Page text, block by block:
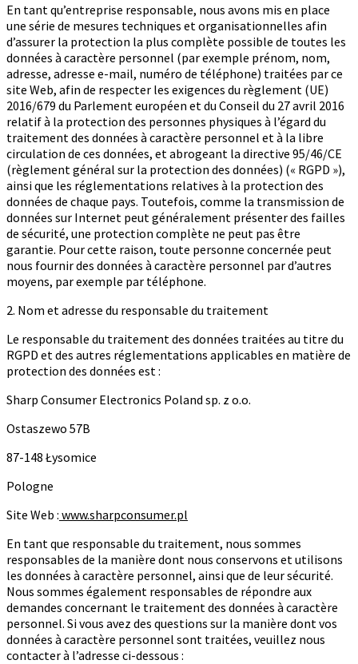
En tant qu’entreprise responsable, nous avons mis en place
une série de mesures techniques et organisationnelles afin
d’assurer la protection la plus complète possible de toutes les
données à caractère personnel (par exemple prénom, nom,
adresse, adresse e-mail, numéro de téléphone) traitées par ce
site Web, afin de respecter les exigences du règlement (UE)
2016/679 du Parlement européen et du Conseil du 27 avril 2016
relatif à la protection des personnes physiques à l’égard du
traitement des données à caractère personnel et à la libre
circulation de ces données, et abrogeant la directive 95/46/CE
(règlement général sur la protection des données) (« RGPD »),
ainsi que les réglementations relatives à la protection des
données de chaque pays. Toutefois, comme la transmission de
données sur Internet peut généralement présenter des failles
de sécurité, une protection complète ne peut pas être
garantie. Pour cette raison, toute personne concernée peut
nous fournir des données à caractère personnel par d’autres
moyens, par exemple par téléphone.
2. Nom et adresse du responsable du traitement
Le responsable du traitement des données traitées au titre du
RGPD et des autres réglementations applicables en matière de
protection des données est :
Sharp Consumer Electronics Poland sp. z o.o.
Ostaszewo 57B
87-148 Łysomice
Pologne
Site Web : www.sharpconsumer.pl
En tant que responsable du traitement, nous sommes
responsables de la manière dont nous conservons et utilisons
les données à caractère personnel, ainsi que de leur sécurité.
Nous sommes également responsables de répondre aux
demandes concernant le traitement des données à caractère
personnel. Si vous avez des questions sur la manière dont vos
données à caractère personnel sont traitées, veuillez nous
contacter à l’adresse ci-dessous :